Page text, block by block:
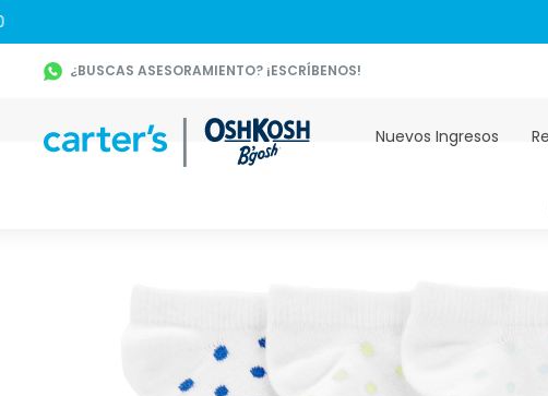
Nuevos Ingresos
¿BUSCAS ASESORAMIENTO? ¡ESCRÍBENOS!